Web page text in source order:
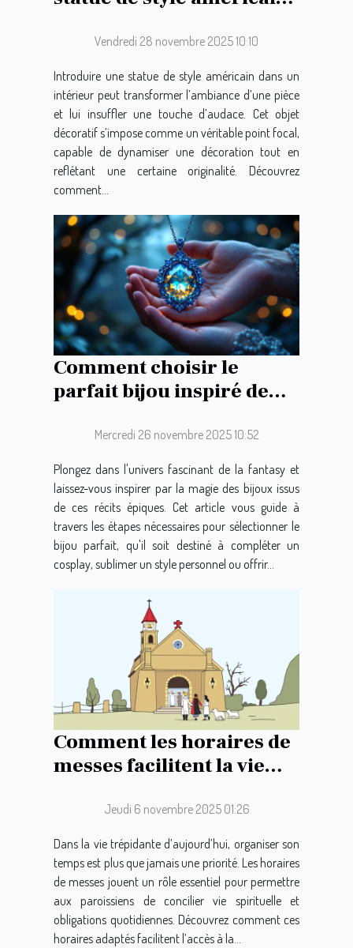
intérieure ?
Vendredi 28 novembre 2025 10:10
Introduire une statue de style américain dans un
intérieur peut transformer l’ambiance d’une pièce
et lui insuffler une touche d’audace. Cet objet
décoratif s’impose comme un véritable point focal,
capable de dynamiser une décoration tout en
reflétant une certaine originalité. Découvrez
comment...
Comment choisir le
parfait bijou inspiré de
Mercredi 26 novembre 2025 10:52
Plongez dans l'univers fascinant de la fantasy et
laissez-vous inspirer par la magie des bijoux issus
de ces récits épiques. Cet article vous guide à
travers les étapes nécessaires pour sélectionner le
bijou parfait, qu'il soit destiné à compléter un
cosplay, sublimer un style personnel ou offrir...
Comment les horaires de
messes facilitent la vie
Jeudi 6 novembre 2025 01:26
Dans la vie trépidante d’aujourd’hui, organiser son
temps est plus que jamais une priorité. Les horaires
de messes jouent un rôle essentiel pour permettre
aux paroissiens de concilier vie spirituelle et
obligations quotidiennes. Découvrez comment ces
horaires adaptés facilitent l’accès à la...